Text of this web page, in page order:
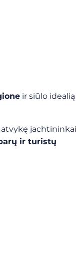
ir siūlo idealią
jachtininkai
ir turistų